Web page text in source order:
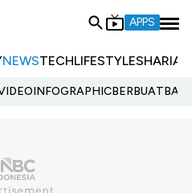
APPS
NEWSTECHLIFESTYLESHARIA
INFOGRAPHIC